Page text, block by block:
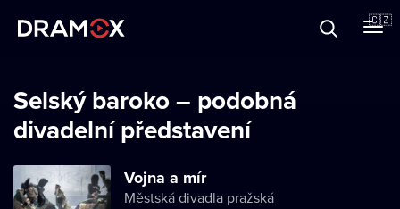
🇨🇿
Registrujte se
Selský baroko – podobná
divadelní představení
Vojna a mír
Městská divadla pražská